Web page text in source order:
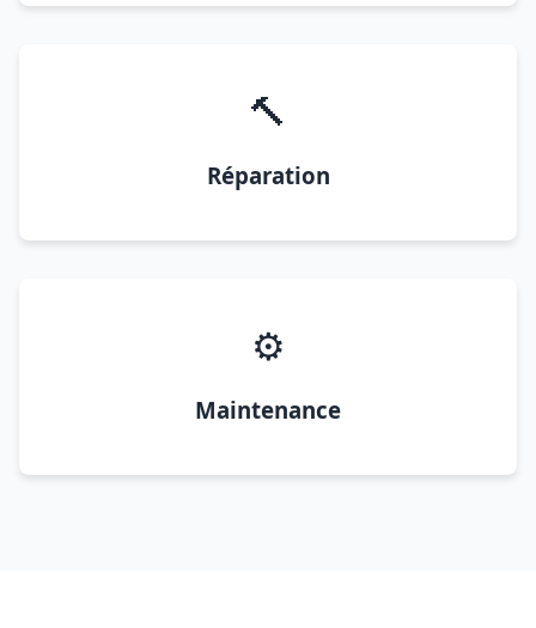
🔨
Réparation
⚙️
Maintenance